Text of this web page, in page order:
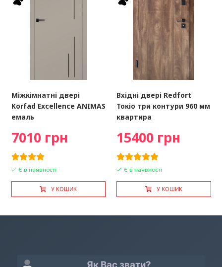
Міжкімнатні двері
Korfad Excellence ANIMAS
емаль
7010 грн
Є в наявності
У КОШИК
Вхідні двері Redfort
Токіо три контури 960 мм
квартира
15400 грн
Є в наявності
У КОШИК